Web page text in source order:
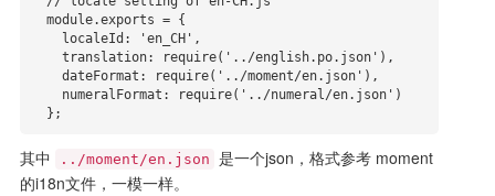
  };
其中 ../moment/en.json 是一个json，格式参考 moment
的i18n文件，一模一样。